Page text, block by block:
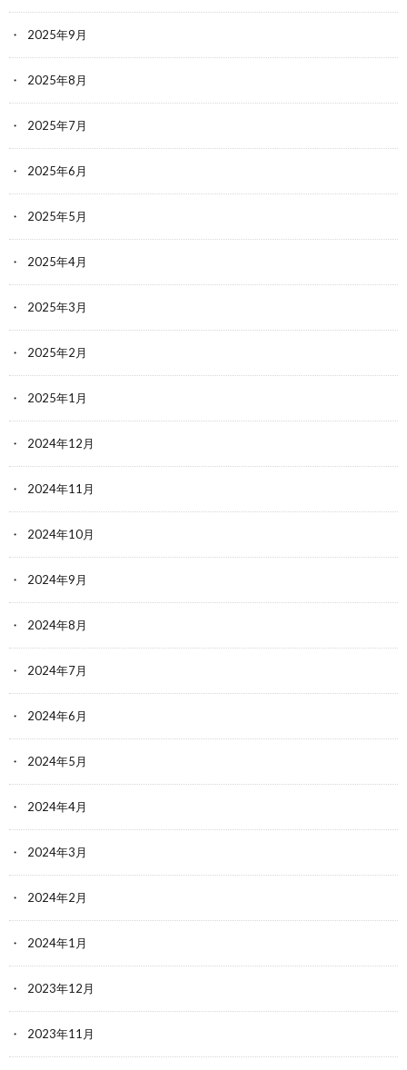
2025年9月
2025年8月
2025年7月
2025年6月
2025年5月
2025年4月
2025年3月
2025年2月
2025年1月
2024年12月
2024年11月
2024年10月
2024年9月
2024年8月
2024年7月
2024年6月
2024年5月
2024年4月
2024年3月
2024年2月
2024年1月
2023年12月
2023年11月